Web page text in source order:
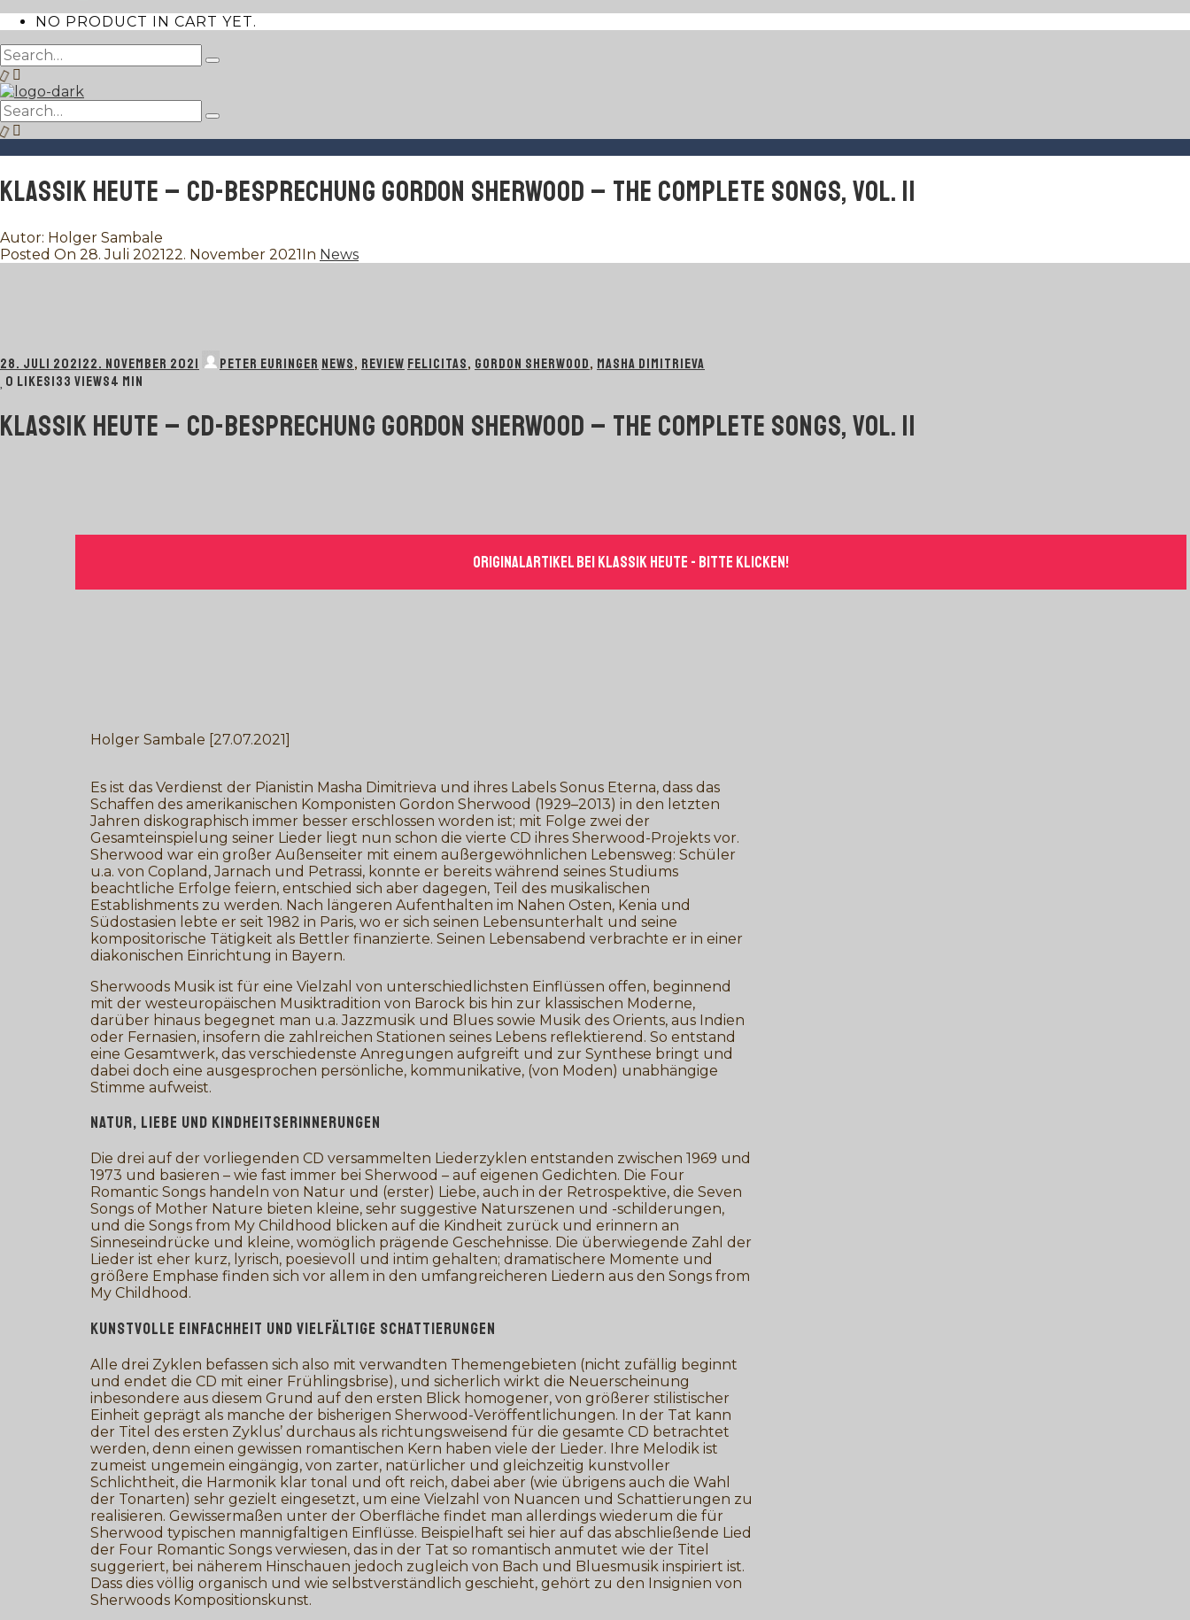
NO PRODUCT IN CART YET.
Search
for:
Type
enter
Search
for:
Type
and
hit
KLASSIK HEUTE – CD-BESPRECHUNG GORDON SHERWOOD – THE COMPLETE SONGS, VOL. II
Autor: Holger Sambale
Posted On 28. Juli 202122. November 2021In News
28. JULI 202122. NOVEMBER 2021 PETER EURINGER NEWS, REVIEW FELICITAS, GORDON SHERWOOD, MASHA DIMITRIEVA
0 LIKES133 VIEWS4 MIN
KLASSIK HEUTE – CD-BESPRECHUNG GORDON SHERWOOD – THE COMPLETE SONGS, VOL. II
Originalartikel bei Klassik Heute - bitte klicken!
Holger Sambale [27.07.2021]
Es ist das Verdienst der Pianistin Masha Dimitrieva und ihres Labels Sonus Eterna, dass das
Schaffen des amerikanischen Komponisten Gordon Sherwood (1929–2013) in den letzten
Jahren diskographisch immer besser erschlossen worden ist; mit Folge zwei der
Gesamteinspielung seiner Lieder liegt nun schon die vierte CD ihres Sherwood-Projekts vor.
Sherwood war ein großer Außenseiter mit einem außergewöhnlichen Lebensweg: Schüler
u.a. von Copland, Jarnach und Petrassi, konnte er bereits während seines Studiums
beachtliche Erfolge feiern, entschied sich aber dagegen, Teil des musikalischen
Establishments zu werden. Nach längeren Aufenthalten im Nahen Osten, Kenia und
Südostasien lebte er seit 1982 in Paris, wo er sich seinen Lebensunterhalt und seine
kompositorische Tätigkeit als Bettler finanzierte. Seinen Lebensabend verbrachte er in einer
diakonischen Einrichtung in Bayern.
Sherwoods Musik ist für eine Vielzahl von unterschiedlichsten Einflüssen offen, beginnend
mit der westeuropäischen Musiktradition von Barock bis hin zur klassischen Moderne,
darüber hinaus begegnet man u.a. Jazzmusik und Blues sowie Musik des Orients, aus Indien
oder Fernasien, insofern die zahlreichen Stationen seines Lebens reflektierend. So entstand
eine Gesamtwerk, das verschiedenste Anregungen aufgreift und zur Synthese bringt und
dabei doch eine ausgesprochen persönliche, kommunikative, (von Moden) unabhängige
Stimme aufweist.
NATUR, LIEBE UND KINDHEITSERINNERUNGEN
Die drei auf der vorliegenden CD versammelten Liederzyklen entstanden zwischen 1969 und
1973 und basieren – wie fast immer bei Sherwood – auf eigenen Gedichten. Die Four
Romantic Songs handeln von Natur und (erster) Liebe, auch in der Retrospektive, die Seven
Songs of Mother Nature bieten kleine, sehr suggestive Naturszenen und -schilderungen,
und die Songs from My Childhood blicken auf die Kindheit zurück und erinnern an
Sinneseindrücke und kleine, womöglich prägende Geschehnisse. Die überwiegende Zahl der
Lieder ist eher kurz, lyrisch, poesievoll und intim gehalten; dramatischere Momente und
größere Emphase finden sich vor allem in den umfangreicheren Liedern aus den Songs from
My Childhood.
KUNSTVOLLE EINFACHHEIT UND VIELFÄLTIGE SCHATTIERUNGEN
Alle drei Zyklen befassen sich also mit verwandten Themengebieten (nicht zufällig beginnt
und endet die CD mit einer Frühlingsbrise), und sicherlich wirkt die Neuerscheinung
inbesondere aus diesem Grund auf den ersten Blick homogener, von größerer stilistischer
Einheit geprägt als manche der bisherigen Sherwood-Veröffentlichungen. In der Tat kann
der Titel des ersten Zyklus’ durchaus als richtungsweisend für die gesamte CD betrachtet
werden, denn einen gewissen romantischen Kern haben viele der Lieder. Ihre Melodik ist
zumeist ungemein eingängig, von zarter, natürlicher und gleichzeitig kunstvoller
Schlichtheit, die Harmonik klar tonal und oft reich, dabei aber (wie übrigens auch die Wahl
der Tonarten) sehr gezielt eingesetzt, um eine Vielzahl von Nuancen und Schattierungen zu
realisieren. Gewissermaßen unter der Oberfläche findet man allerdings wiederum die für
Sherwood typischen mannigfaltigen Einflüsse. Beispielhaft sei hier auf das abschließende Lied
der Four Romantic Songs verwiesen, das in der Tat so romantisch anmutet wie der Titel
suggeriert, bei näherem Hinschauen jedoch zugleich von Bach und Bluesmusik inspiriert ist.
Dass dies völlig organisch und wie selbstverständlich geschieht, gehört zu den Insignien von
Sherwoods Kompositionskunst.